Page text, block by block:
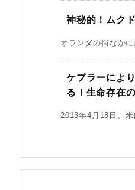
神秘的！ムク
オランダの街なか
ケプラーによ
る！生命存在
2013年4月18日、